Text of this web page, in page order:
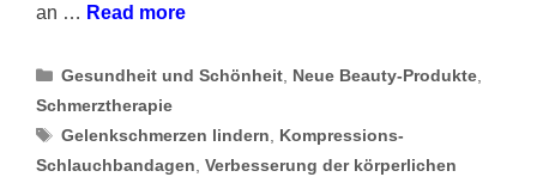
an … Read more
Categories
Gesundheit und Schönheit Neue Beauty-Produkte
Schmerztherapie
Tags
Gelenkschmerzen lindern
Kompressions-
Schlauchbandagen Verbesserung der körperlichen